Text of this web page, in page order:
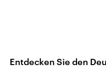
Entdecken Sie den